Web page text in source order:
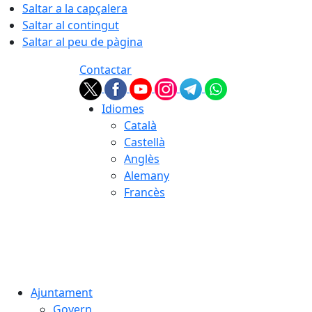
Saltar a la capçalera
Saltar al contingut
Saltar al peu de pàgina
Contactar
Idiomes
Català
Castellà
Anglès
Alemany
Francès
Ajuntament